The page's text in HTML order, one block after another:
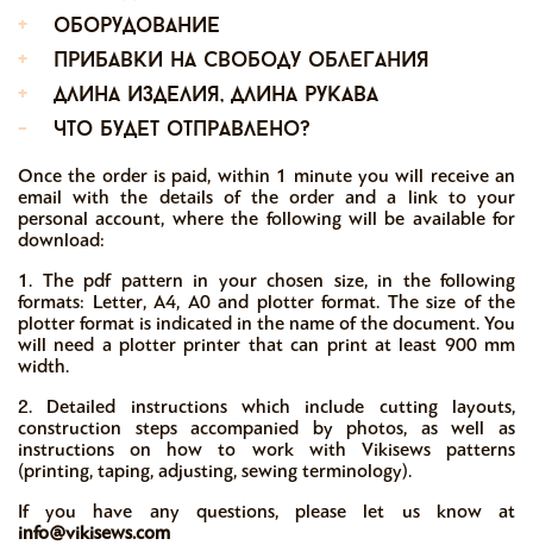
+
оборудование
+
прибавки на свободу облегания
+
длина изделия, длина рукава
-
что будет отправлено?
Once the order is paid, within 1 minute you will receive an
email with the details of the order and a link to your
personal account, where the following will be available for
download:
1. The pdf pattern in your chosen size, in the following
formats: Letter, A4, A0 and plotter format. The size of the
plotter format is indicated in the name of the document. You
will need a plotter printer that can print at least 900 mm
width.
2. Detailed instructions which include cutting layouts,
construction steps accompanied by photos, as well as
instructions on how to work with Vikisews patterns
(printing, taping, adjusting, sewing terminology).
If you have any questions, please let us know at
info@vikisews.com